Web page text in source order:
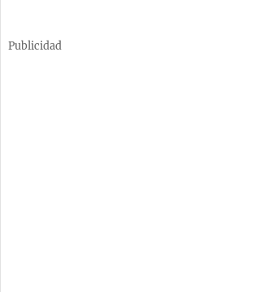
Publicidad